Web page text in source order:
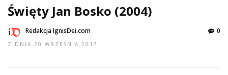
Święty Jan Bosko (2004)
Redakcja IgnisDei.com
Z DNIA 20 WRZEŚNIA 2017
0